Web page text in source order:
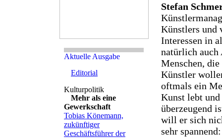
Editorial
Mehr als eine
Gewerkschaft
Tobias Könemann,
zukünftiger
Geschäftsführer der
Stefan
Künstlers und
Interessen in
natürlich auch
Menschen,
Künstler
oftmals ein
Kunst lebt und
überzeugend
will er sich
sehr